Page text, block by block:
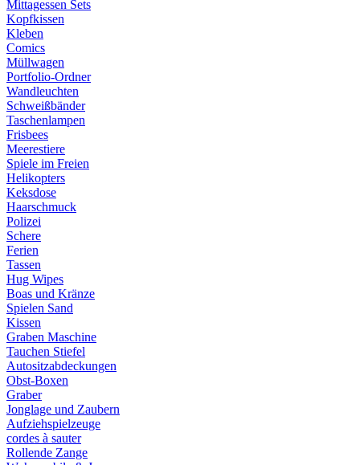
Mittagessen Sets
Kopfkissen
Kleben
Comics
Müllwagen
Portfolio-Ordner
Wandleuchten
Schweißbänder
Taschenlampen
Frisbees
Meerestiere
Spiele im Freien
Helikopters
Keksdose
Haarschmuck
Polizei
Schere
Ferien
Tassen
Hug Wipes
Boas und Kränze
Spielen Sand
Kissen
Graben Maschine
Tauchen Stiefel
Autositzabdeckungen
Obst-Boxen
Graber
Jonglage und Zaubern
Aufziehspielzeuge
cordes à sauter
Rollende Zange